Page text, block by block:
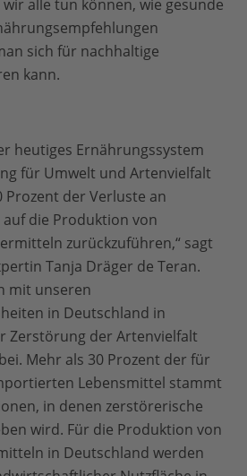
alle tun können, wie gesunde
sich für nachhaltige
kann.
heutiges Ernährungssystem
für Umwelt und Artenvielfalt
Prozent der Verluste an
die Produktion von
zurückzuführen,“ sagt
Tanja Dräger de Teran.
mit unseren
in Deutschland in
Zerstörung der Artenvielfalt
Mehr als 30 Prozent der für
Lebensmittel stammt
in denen zerstörerische
wird. Für die Produktion von
in Deutschland werden